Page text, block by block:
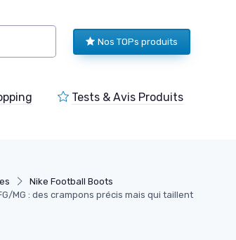
Nos TOPs produits
Tests & Avis Produits
Nike Football Boots
MG : des crampons précis mais qui taillent